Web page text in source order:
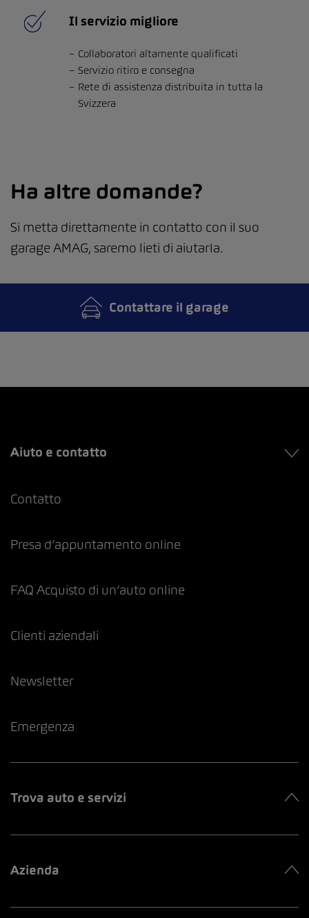
Il servizio migliore
Collaboratori altamente qualificati
Servizio ritiro e consegna
Rete di assistenza distribuita in tutta la
Svizzera
Ha altre domande?
Si metta direttamente in contatto con il suo
garage AMAG, saremo lieti di aiutarla.
Contattare il garage
Aiuto e contatto
Contatto
Presa d’appuntamento online
FAQ Acquisto di un’auto online
Clienti aziendali
Newsletter
Emergenza
Trova auto e servizi
Azienda